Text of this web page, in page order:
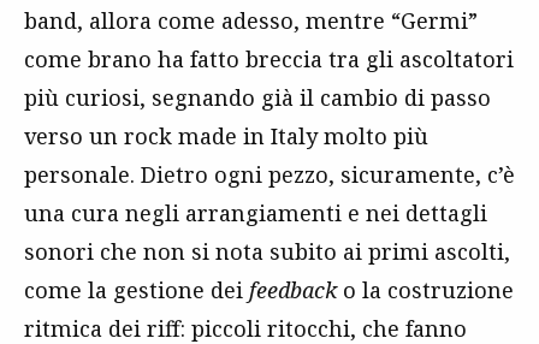
band, allora come adesso, mentre “Germi”
come brano ha fatto breccia tra gli ascoltatori
più curiosi, segnando già il cambio di passo
verso un rock made in Italy molto più
personale. Dietro ogni pezzo, sicuramente, c’è
una cura negli arrangiamenti e nei dettagli
sonori che non si nota subito ai primi ascolti,
come la gestione dei feedbacko la costruzione
ritmica dei riff: piccoli ritocchi, che fanno